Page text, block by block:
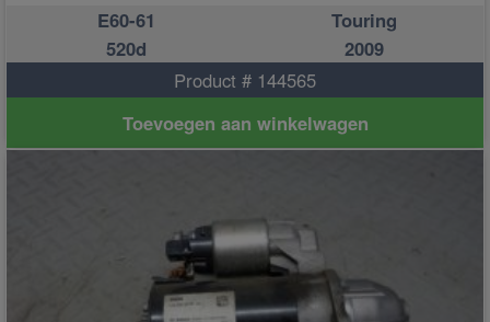
E60-61
Touring
520d
2009
Product # 144565
Toevoegen aan winkelwagen